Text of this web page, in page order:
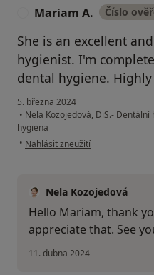
Mariam A. Číslo
She is an excellent
hygienist. I'm
dental hygiene.
5. března 2024
• Nela Kozojedová, DiS.- Dentální
hygiena
• podle názoru uživatele Mariam A.
Nahlásit zneužití
Nela Kozojedová
Hello Mariam, thank
appreciate that. See
11. dubna 2024